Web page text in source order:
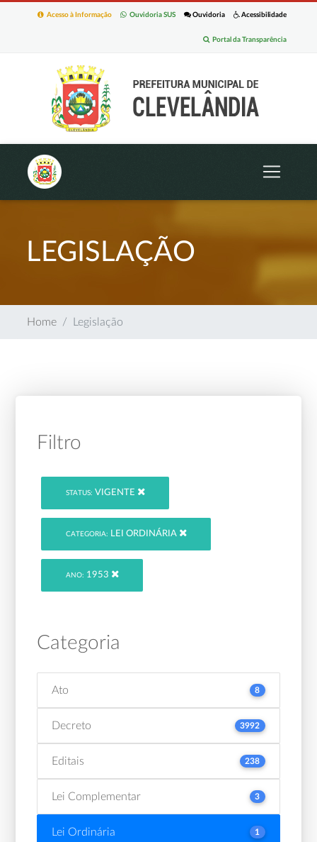
Acessibilidade
Ouvidoria
Ouvidoria SUS
Acesso à Informação
Portal da Transparência
LEGISLAÇÃO
Home Legislação
Filtro
STATUS: VIGENTE
CATEGORIA: LEI ORDINÁRIA
ANO: 1953
Categoria
Ato 8
Decreto 3992
Editais 238
Lei Complementar 3
Lei Ordinária 1